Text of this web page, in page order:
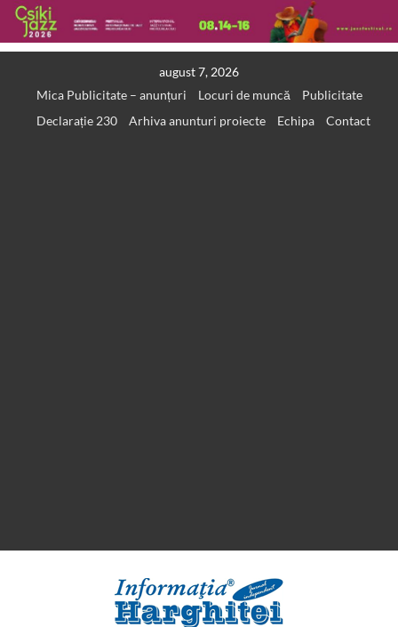
august 7, 2026
Mica Publicitate – anunțuri
Locuri de muncă
Publicitate
Declarație 230
Arhiva anunturi proiecte Echipa Contact